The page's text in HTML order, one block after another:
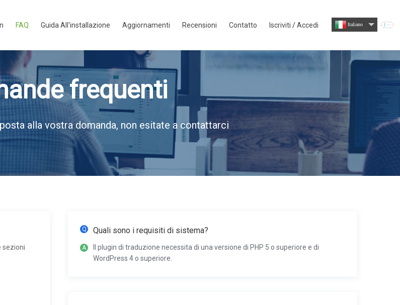
Italiano
FAQ Guida All'installazione Aggiornamenti Recensioni Contatto Iscriviti /Accedi
frequenti
alla vostra domanda, non esitate a contattarci
sezioni
Quali sono i requisiti di sistema?
Il plugin di traduzione necessita di una versione di PHP 5 o superiore e di
WordPress 4 o superiore.